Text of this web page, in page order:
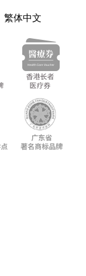
繁体中文